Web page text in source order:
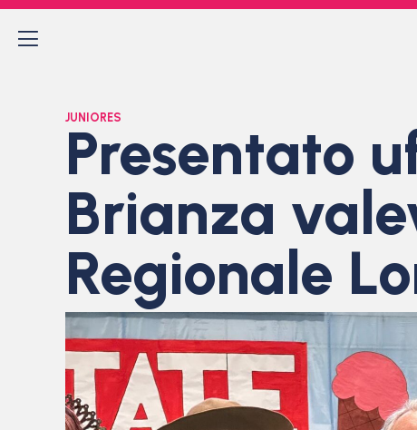
JUNIORES
Presentato
Brianza
Regionale